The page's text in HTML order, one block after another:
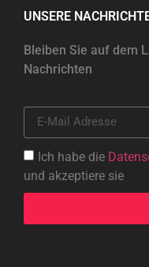
UNSERE
Bleiben Sie auf dem
Nachrichten
Ich habe die
und akzeptiere sie